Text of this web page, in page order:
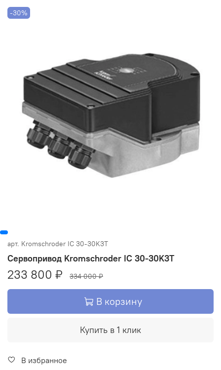
-30%
арт. Kromschroder IC 30-30K3T
Сервопривод Kromschroder IC 30-30K3T
233 800 ₽ 334 000 ₽
В корзину
Купить в 1 клик
В избранное